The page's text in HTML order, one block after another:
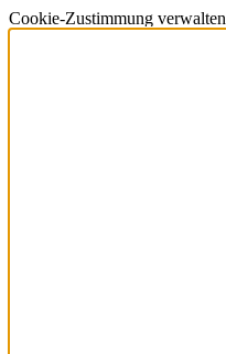
Cookie-Zustimmung verwalten